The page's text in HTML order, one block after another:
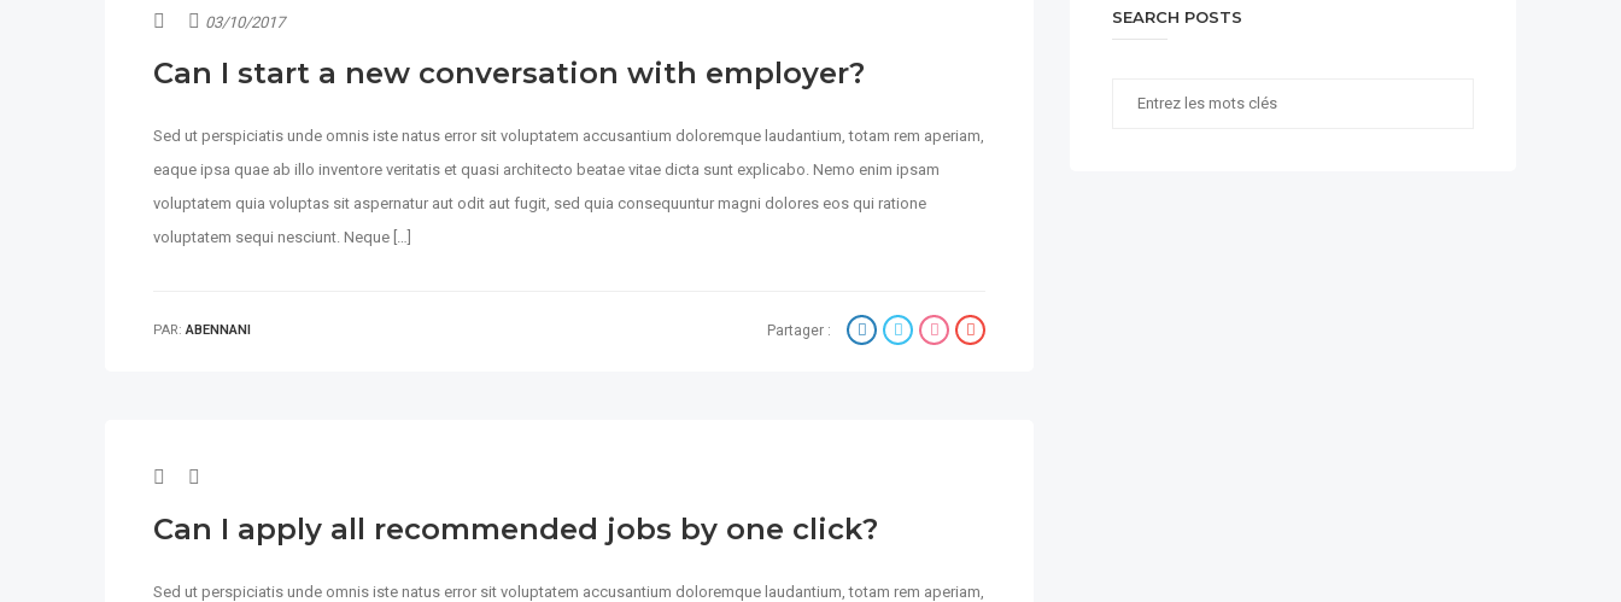
03/10/2017
Can I start a new conversation with employer?
Sed ut perspiciatis unde omnis iste natus error sit voluptatem accusantium doloremque laudantium, totam rem aperiam,
eaque ipsa quae ab illo inventore veritatis et quasi architecto beatae vitae dicta sunt explicabo. Nemo enim ipsam
voluptatem quia voluptas sit aspernatur aut odit aut fugit, sed quia consequuntur magni dolores eos qui ratione
voluptatem sequi nesciunt. Neque […]
PAR:ABENNANI Partager :
Can I apply all recommended jobs by one click?
Sed ut perspiciatis unde omnis iste natus error sit voluptatem accusantium doloremque laudantium, totam rem aperiam,
SEARCH POSTS